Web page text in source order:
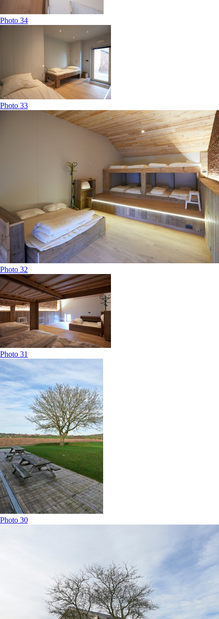
Photo 34
Photo 33
Photo 32
Photo 31
Photo 30